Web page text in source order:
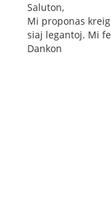
Saluton,
Mi proponas
siaj legantoj. Mi
Dankon